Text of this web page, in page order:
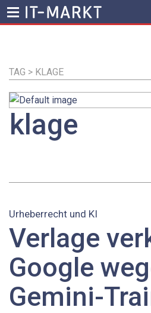
Inhalt
TAG > KLAGE
klage
Urheberrecht und KI
Verlage
Google
Gemini-